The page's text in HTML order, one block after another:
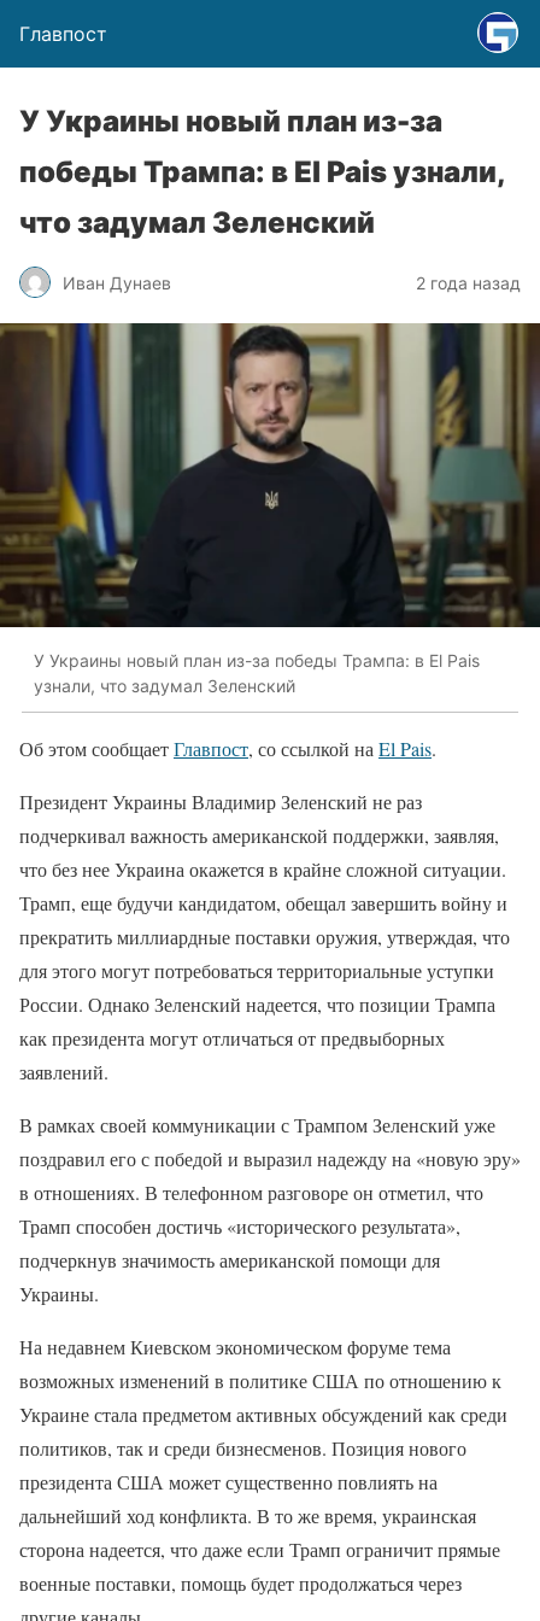
Главпост
У Украины новый план из-за
победы Трампа: в El Pais узнали,
что задумал Зеленский
Иван Дунаев 2 года назад
У Украины новый план из-за победы Трампа: в El Pais
узнали, что задумал Зеленский
Об этом сообщаетГлавпост, со ссылкой на El Pais.
Президент Украины Владимир Зеленский не раз
подчеркивал важность американской поддержки, заявляя,
что без нее Украина окажется в крайне сложной ситуации.
Трамп, еще будучи кандидатом, обещал завершить войну и
прекратить миллиардные поставки оружия, утверждая, что
для этого могут потребоваться территориальные уступки
России. Однако Зеленский надеется, что позиции Трампа
как президента могут отличаться от предвыборных
заявлений.
В рамках своей коммуникации с Трампом Зеленский уже
поздравил его с победой и выразил надежду на «новую эру»
в отношениях. В телефонном разговоре он отметил, что
Трамп способен достичь «исторического результата»,
подчеркнув значимость американской помощи для
Украины.
На недавнем Киевском экономическом форуме тема
возможных изменений в политике США по отношению к
Украине стала предметом активных обсуждений как среди
политиков, так и среди бизнесменов. Позиция нового
президента США может существенно повлиять на
дальнейший ход конфликта. В то же время, украинская
сторона надеется, что даже если Трамп ограничит прямые
военные поставки, помощь будет продолжаться через